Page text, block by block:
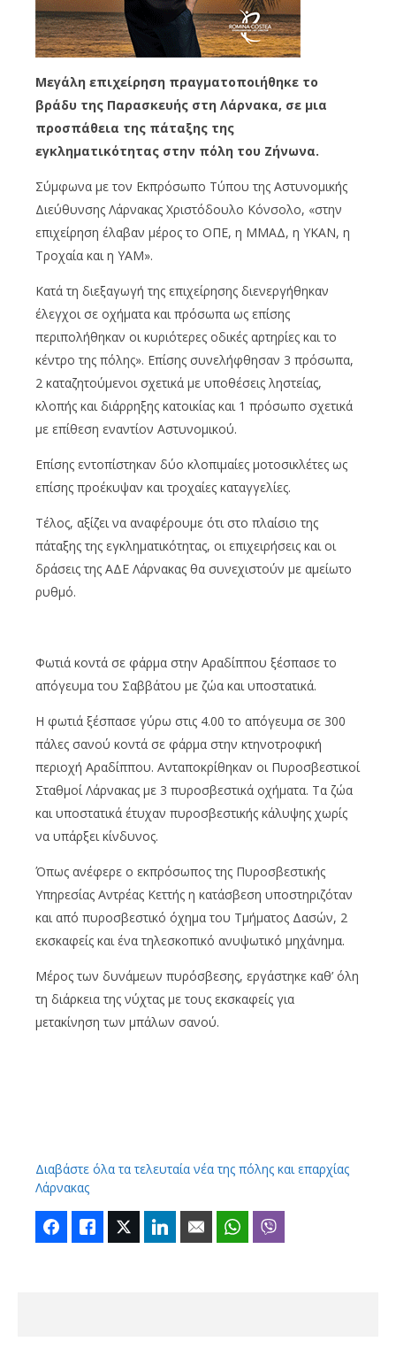
Μεγάλη επιχείρηση πραγματοποιήθηκε το
βράδυ της Παρασκευής στη Λάρνακα, σε μια
προσπάθεια της πάταξης της
εγκληματικότητας στην πόλη του Ζήνωνα.
Σύμφωνα με τον Εκπρόσωπο Τύπου της Αστυνομικής
Διεύθυνσης Λάρνακας Χριστόδουλο Κόνσολο, «στην
επιχείρηση έλαβαν μέρος το ΟΠΕ, η ΜΜΑΔ, η ΥΚΑΝ, η
Τροχαία και η ΥΑΜ».
Κατά τη διεξαγωγή της επιχείρησης διενεργήθηκαν
έλεγχοι σε οχήματα και πρόσωπα ως επίσης
περιπολήθηκαν οι κυριότερες οδικές αρτηρίες και το
κέντρο της πόλης». Επίσης συνελήφθησαν 3 πρόσωπα,
2 καταζητούμενοι σχετικά με υποθέσεις ληστείας,
κλοπής και διάρρηξης κατοικίας και 1 πρόσωπο σχετικά
με επίθεση εναντίον Αστυνομικού.
Επίσης εντοπίστηκαν δύο κλοπιμαίες μοτοσικλέτες ως
επίσης προέκυψαν και τροχαίες καταγγελίες.
Τέλος, αξίζει να αναφέρουμε ότι στο πλαίσιο της
πάταξης της εγκληματικότητας, οι επιχειρήσεις και οι
δράσεις της ΑΔΕ Λάρνακας θα συνεχιστούν με αμείωτο
ρυθμό.
Φωτιά κοντά σε φάρμα στην Αραδίππου ξέσπασε το
απόγευμα του Σαββάτου με ζώα και υποστατικά.
Η φωτιά ξέσπασε γύρω στις 4.00 το απόγευμα σε 300
πάλες σανού κοντά σε φάρμα στην κτηνοτροφική
περιοχή Αραδίππου. Ανταποκρίθηκαν οι Πυροσβεστικοί
Σταθμοί Λάρνακας με 3 πυροσβεστικά οχήματα. Τα ζώα
και υποστατικά έτυχαν πυροσβεστικής κάλυψης χωρίς
να υπάρξει κίνδυνος.
Όπως ανέφερε ο εκπρόσωπος της Πυροσβεστικής
Υπηρεσίας Αντρέας Κεττής η κατάσβεση υποστηριζόταν
και από πυροσβεστικό όχημα του Τμήματος Δασών, 2
εκσκαφείς και ένα τηλεσκοπικό ανυψωτικό μηχάνημα.
Μέρος των δυνάμεων πυρόσβεσης, εργάστηκε καθ’ όλη
τη διάρκεια της νύχτας με τους εκσκαφείς για
μετακίνηση των μπάλων σανού.
Διαβάστε όλα τα τελευταία νέα της πόλης και επαρχίας
Λάρνακας
FacebookLike Twitter LinkedIn Email WhatsApp